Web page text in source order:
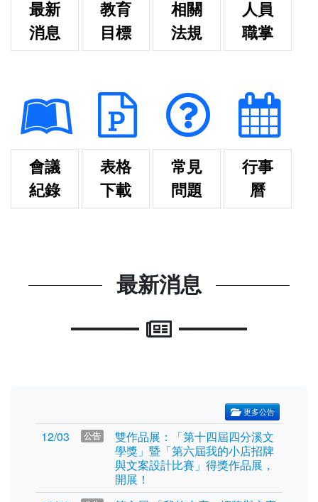
最新
消息
教育
目標
相關
法規
人員
職掌
會議
紀錄
表格
下載
常見
問題
行事
曆
最新消息